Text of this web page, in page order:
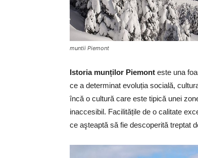
muntii Piemont
Istoria munților Piemont este una
ce a determinat evoluția socială,
încă o cultură care este tipică unei
inaccesibil. Facilitățile de o calitate
ce aşteaptă să fie descoperită treptat